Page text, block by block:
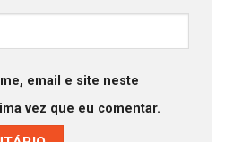
email e site neste
vez que eu comentar.